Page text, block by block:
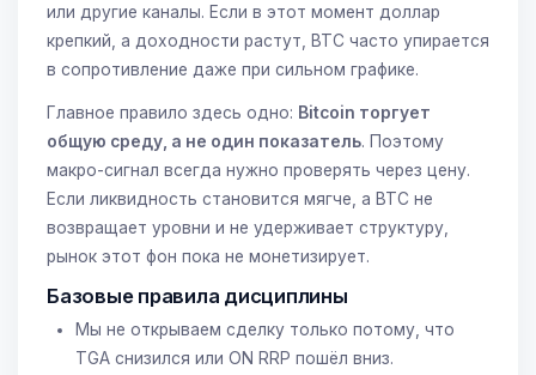
или другие каналы. Если в этот момент доллар
крепкий, а доходности растут, BTC часто упирается
в сопротивление даже при сильном графике.
Главное правило здесь одно: Bitcoin торгует
общую среду, а не один показатель. Поэтому
макро-сигнал всегда нужно проверять через цену.
Если ликвидность становится мягче, а BTC не
возвращает уровни и не удерживает структуру,
рынок этот фон пока не монетизирует.
Базовые правила дисциплины
Мы не открываем сделку только потому, что
TGA снизился или ON RRP пошёл вниз.